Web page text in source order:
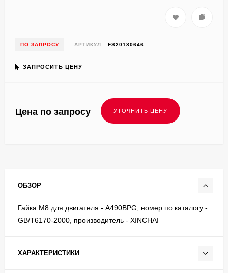
ПО ЗАПРОСУ АРТИКУЛ: FS20180646
ЗАПРОСИТЬ ЦЕНУ
Цена по запросу
ОБЗОР
Гайка М8 для двигателя - A490BPG, номер по каталогу -
GB/T6170-2000, производитель - XINCHAI
ХАРАКТЕРИСТИКИ